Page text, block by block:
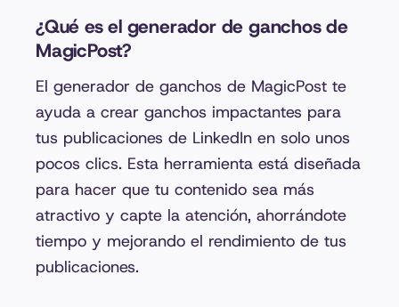
¿Qué es el generador de ganchos de
MagicPost?
El generador de ganchos de MagicPost te
ayuda a crear ganchos impactantes para
tus publicaciones de LinkedIn en solo unos
pocos clics. Esta herramienta está diseñada
para hacer que tu contenido sea más
atractivo y capte la atención, ahorrándote
tiempo y mejorando el rendimiento de tus
publicaciones.